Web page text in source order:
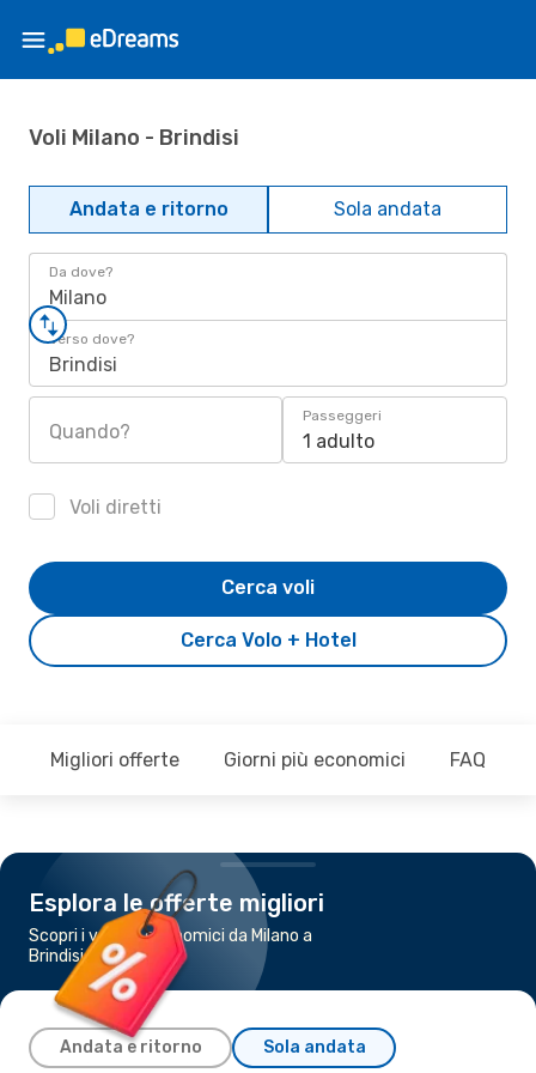
Voli Milano - Brindisi
Andata e ritorno Sola andata
Da dove?
Milano
Verso dove?
Brindisi
Quando?
Passeggeri
1 adulto
Voli diretti
Cerca Volo + Hotel
Cerca voli
Migliori offerte Giorni più economici FAQ
Esplora le offerte migliori
Scopri i voli più economici da Milano a
Brindisi
Andata e ritorno Sola andata